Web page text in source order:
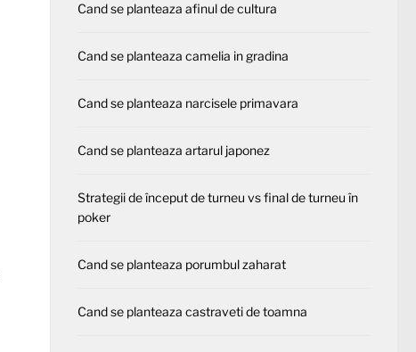
Cand se planteaza afinul de cultura
Cand se planteaza camelia in gradina
Cand se planteaza narcisele primavara
Cand se planteaza artarul japonez
Strategii de început de turneu vs final de turneu în
poker
Cand se planteaza porumbul zaharat
Cand se planteaza castraveti de toamna